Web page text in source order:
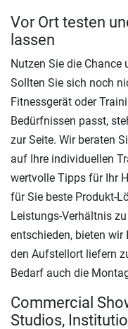
Vor Ort testen
lassen
Nutzen Sie die Chance
Sollten Sie sich noch
Fitnessgerät oder
Bedürfnissen passt,
zur Seite. Wir beraten
auf Ihre individuellen
wertvolle Tipps für Ihr
für Sie beste Produkt-
Leistungs-Verhältnis
entschieden, bieten wir
den Aufstellort liefern
Bedarf auch die
Commercial
Studios,